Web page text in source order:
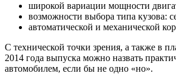
широкой вариации мощности
возможности выбора типа кузова:
автоматической и механической
С технической точки зрения, а также в
2014 года выпуска можно назвать
автомобилем, если бы не одно «но».